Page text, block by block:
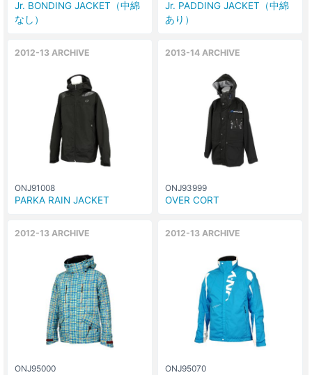
Jr. BONDING JACKET（中綿
なし）
Jr. PADDING JACKET（中綿
あり）
2012-13 ARCHIVE
ONJ91008
PARKA RAIN JACKET
2013-14 ARCHIVE
ONJ93999
OVER CORT
2012-13 ARCHIVE
ONJ95000
2012-13 ARCHIVE
ONJ95070